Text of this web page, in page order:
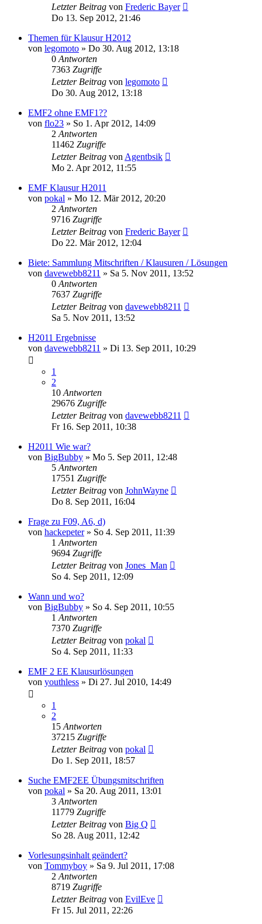
Letzter Beitrag von Frederic Bayer
Do 13. Sep 2012, 21:46
Themen für Klausur H2012
von legomoto » Do 30. Aug 2012, 13:18
0 Antworten
7363 Zugriffe
Letzter Beitrag von legomoto
Do 30. Aug 2012, 13:18
EMF2 ohne EMF1??
von flo23 » So 1. Apr 2012, 14:09
2 Antworten
11462 Zugriffe
Letzter Beitrag von Agentbsik
Mo 2. Apr 2012, 11:55
EMF Klausur H2011
von pokal » Mo 12. Mär 2012, 20:20
2 Antworten
9716 Zugriffe
Letzter Beitrag von Frederic Bayer
Do 22. Mär 2012, 12:04
Biete: Sammlung Mitschriften / Klausuren / Lösungen
von davewebb8211 » Sa 5. Nov 2011, 13:52
0 Antworten
7637 Zugriffe
Letzter Beitrag von davewebb8211
Sa 5. Nov 2011, 13:52
H2011 Ergebnisse
von davewebb8211 » Di 13. Sep 2011, 10:29
1
2
10 Antworten
29676 Zugriffe
Letzter Beitrag von davewebb8211
Fr 16. Sep 2011, 10:38
H2011 Wie war?
von BigBubby » Mo 5. Sep 2011, 12:48
5 Antworten
17551 Zugriffe
Letzter Beitrag von JohnWayne
Do 8. Sep 2011, 16:04
Frage zu F09, A6, d)
von hackepeter» So 4. Sep 2011, 11:39
1 Antworten
9694 Zugriffe
Letzter Beitrag von Jones_Man
So 4. Sep 2011, 12:09
Wann und wo?
von BigBubby » So 4. Sep 2011, 10:55
1 Antworten
7370 Zugriffe
Letzter Beitrag von pokal
So 4. Sep 2011, 11:33
EMF 2 EE Klausurlösungen
von youthless » Di 27. Jul 2010, 14:49
1
2
15 Antworten
37215 Zugriffe
Letzter Beitrag von pokal
Do 1. Sep 2011, 18:57
Suche EMF2EE Übungsmitschriften
von pokal » Sa 20. Aug 2011, 13:01
3 Antworten
11779 Zugriffe
Letzter Beitrag von Big Q
So 28. Aug 2011, 12:42
Vorlesungsinhalt geändert?
von Tommyboy » Sa 9. Jul 2011, 17:08
2 Antworten
8719 Zugriffe
Letzter Beitrag von EvilEve
Fr 15. Jul 2011, 22:26